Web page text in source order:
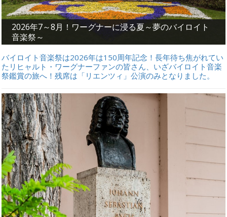
2026年7～8月！ワーグナーに浸る夏～夢のバイロイト
音楽祭～
バイロイト音楽祭は2026年は150周年記念！長年待ち焦がれてい
たリヒャルト・ワーグナーファンの皆さん、いざバイロイト音楽
祭鑑賞の旅へ！残席は「リエンツィ」公演のみとなりました。